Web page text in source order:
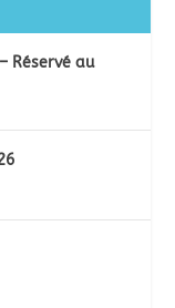
Réservé au